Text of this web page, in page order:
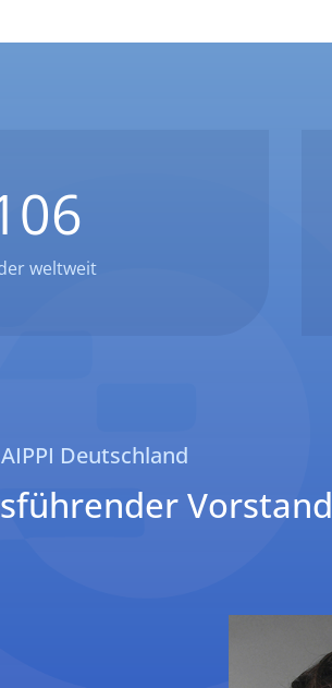
weltweit
AIPPI Deutschland
Vorstand